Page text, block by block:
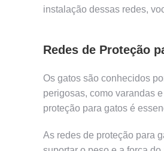
instalação dessas redes,
Redes de Proteção
Os gatos são conhecidos
perigosas, como varandas
proteção para gatos é
As redes de proteção para